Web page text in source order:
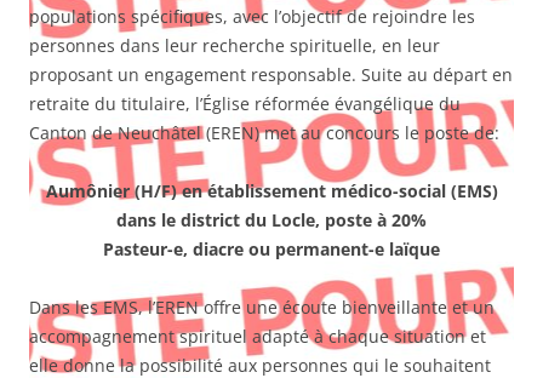
populations spécifiques, avec l’objectif de rejoindre les
personnes dans leur recherche spirituelle, en leur
proposant un engagement responsable. Suite au départ en
retraite du titulaire, l’Église réformée évangélique du
Canton de Neuchâtel (EREN) met au concours le poste de:
Aumônier (H/F) en établissement médico-social (EMS)
dans le district du Locle, poste à 20%
Pasteur-e, diacre ou permanent-e laïque
Dans les EMS, l’EREN offre une écoute bienveillante et un
accompagnement spirituel adapté à chaque situation et
elle donne la possibilité aux personnes qui le souhaitent